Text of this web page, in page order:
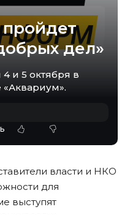
дел»
и 5 октября в
власти и НКО
для
выступят